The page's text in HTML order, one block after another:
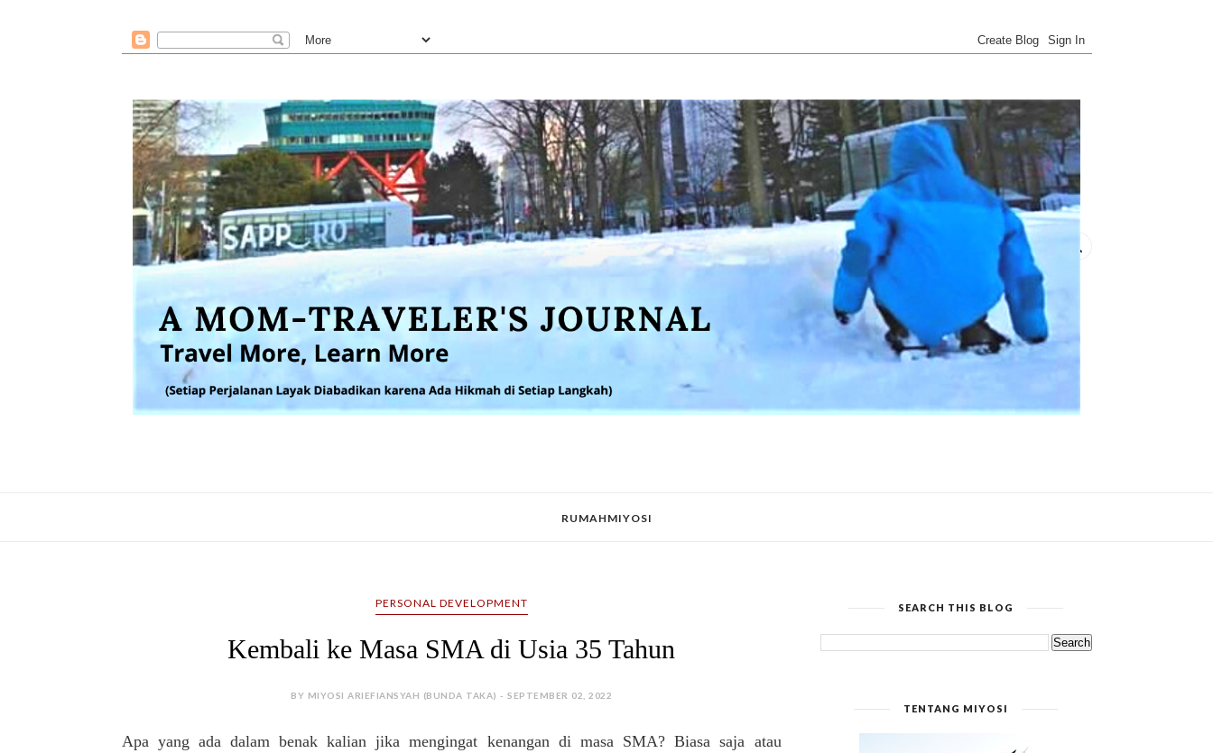
RUMAHMIYOSI
PERSONAL DEVELOPMENT
Kembali ke Masa SMA di Usia 35 Tahun
BY MIYOSI ARIEFIANSYAH (BUNDA TAKA) - SEPTEMBER 02, 2022
Apa yang ada dalam benak kalian jika mengingat kenangan di masa SMA? Biasa saja atau
SEARCH THIS BLOG
TENTANG MIYOSI